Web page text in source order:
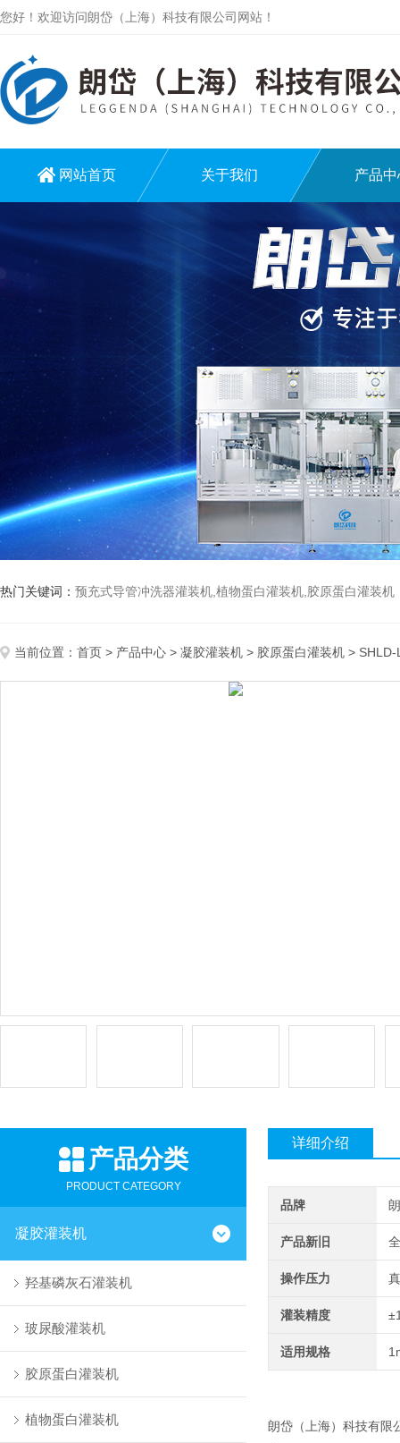
您好！欢迎访问朗岱（上海）科技有限公司网站！
网站首页 关于我们 产品中
热门关键词： 预充式导管冲洗器灌装机,植物蛋白灌装机,胶原蛋白灌装机
当前位置： 首页 > 产品中心 > 凝胶灌装机 > 胶原蛋白灌装机 > SHLD-
产品分类
PRODUCT CATEGORY
凝胶灌装机
羟基磷灰石灌装机
玻尿酸灌装机
胶原蛋白灌装机
植物蛋白灌装机
详细介绍
品牌
产品新旧
操作压力
灌装精度
适用规格
朗岱（上海）科技有限